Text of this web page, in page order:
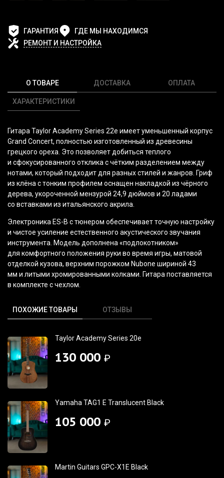
ГАРАНТИЯ
ГДЕ МЫ НАХОДИМСЯ
РЕМОНТ И НАСТРОЙКА
О ТОВАРЕ
ХАРАКТЕРИСТИКИ
ДОСТАВКА ОПЛАТА
Гитара Taylor Academy Series 22e имеет уменьшенный корпус
Grand Concert, полностью изготовленный из древесины
грецкого ореха. Это позволяет добиться теплого
и сфокусированного отклика с чётким разделением между
нотами, который подходит для разных стилей и жанров. Гриф
из клёна с тонким профилем оснащен накладкой из чёрного
дерева, укороченной мензурой 24,9 дюймов и 20 ладами
со вставками из итальянского акрила.
Электроника ES-B с тюнером обеспечивает точную настройку
и чистое усиление естественного акустического звучания
инструмента. Модель дополнена «подлокотником»
для комфортного положения руки во время игры, матовой
отделкой кузова, верхним порожком Nubone шириной 43
мм и литыми хромированными колками. Гитара поставляется
в комплекте с чехлом.
ПОХОЖИЕ ТОВАРЫ ОТЗЫВЫ
Taylor Academy Series 20e
130 000 ₽
Yamaha TAG1 E Translucent Black
105 000 ₽
Martin Guitars GPC-X1E Black